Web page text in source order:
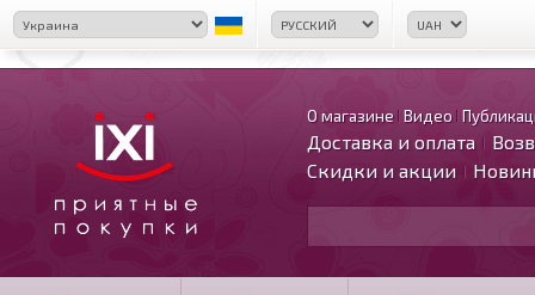
О магазине Видео
Доставка и оплата
Скидки и акции